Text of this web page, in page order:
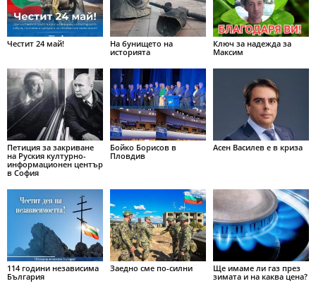
Честит 24 май!
На бунището на
историята
Ключ за надежда за
Максим
Петиция за закриване
на Руския културно-
информационен център
в София
Бойко Борисов в
Пловдив
Асен Василев е в криза
114 години независима
България
Заедно сме по-силни
Ще имаме ли газ през
зимата и на каква цена?